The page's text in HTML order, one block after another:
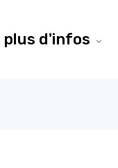
plus d'infos